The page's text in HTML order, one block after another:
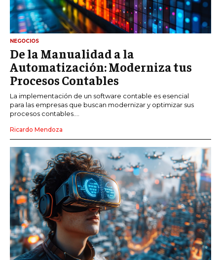
NEGOCIOS
De la Manualidad a la
Automatización: Moderniza tus
Procesos Contables
La implementación de un software contable es esencial
para las empresas que buscan modernizar y optimizar sus
procesos contables....
Ricardo Mendoza